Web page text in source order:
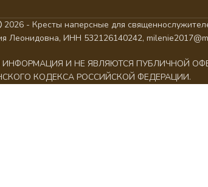
2026 - Кресты наперсные для
Леонидовна, ИНН 532126140242,
И НЕ ЯВЛЯЮТСЯ ПУБЛИЧНОЙ
КОДЕКСА РОССИЙСКОЙ ФЕДЕРАЦИИ.